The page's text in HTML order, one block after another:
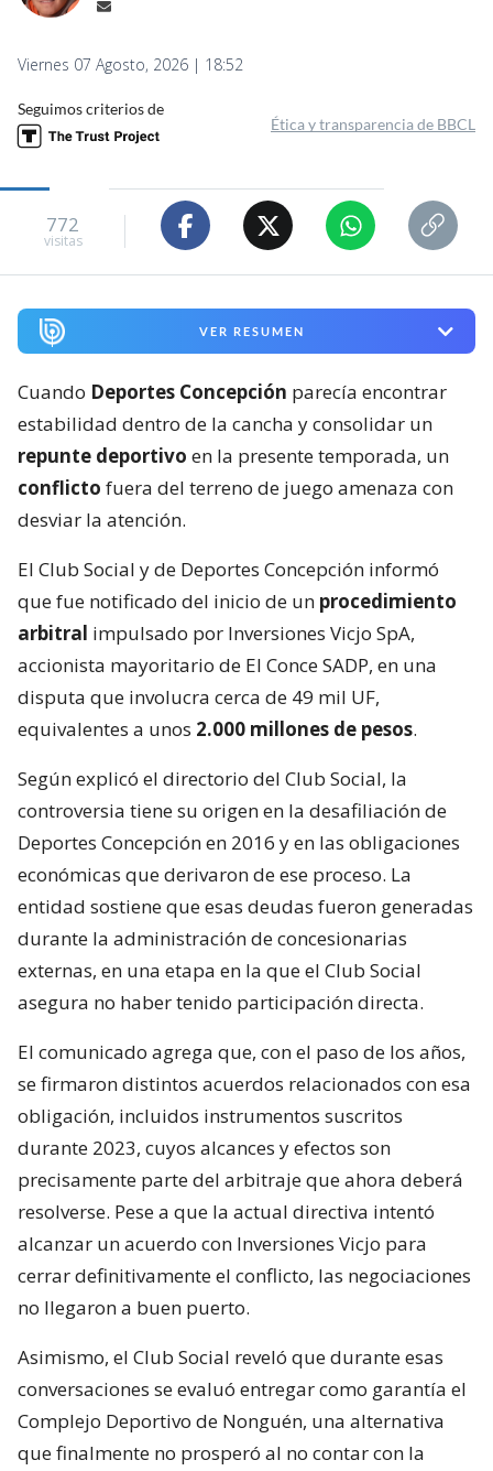
Viernes 07 Agosto, 2026 | 18:52
Seguimos criterios de
Ética y transparencia de BBCL
772
visitas
VER RESUMEN
Cuando Deportes Concepción parecía encontrar
estabilidad dentro de la cancha y consolidar un
repunte deportivo en la presente temporada, un
conflicto fuera del terreno de juego amenaza con
desviar la atención.
El Club Social y de Deportes Concepción informó
que fue notificado del inicio de un procedimiento
arbitral impulsado por Inversiones Vicjo SpA,
accionista mayoritario de El Conce SADP, en una
disputa que involucra cerca de 49 mil UF,
equivalentes a unos 2.000 millones de pesos.
Según explicó el directorio del Club Social, la
controversia tiene su origen en la desafiliación de
Deportes Concepción en 2016 y en las obligaciones
económicas que derivaron de ese proceso. La
entidad sostiene que esas deudas fueron generadas
durante la administración de concesionarias
externas, en una etapa en la que el Club Social
asegura no haber tenido participación directa.
El comunicado agrega que, con el paso de los años,
se firmaron distintos acuerdos relacionados con esa
obligación, incluidos instrumentos suscritos
durante 2023, cuyos alcances y efectos son
precisamente parte del arbitraje que ahora deberá
resolverse. Pese a que la actual directiva intentó
alcanzar un acuerdo con Inversiones Vicjo para
cerrar definitivamente el conflicto, las negociaciones
no llegaron a buen puerto.
Asimismo, el Club Social reveló que durante esas
conversaciones se evaluó entregar como garantía el
Complejo Deportivo de Nonguén, una alternativa
que finalmente no prosperó al no contar con la